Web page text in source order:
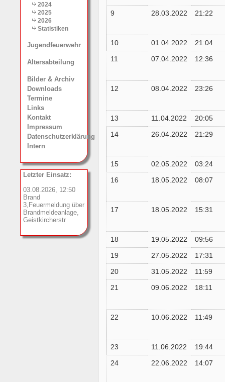
2024
2025
2026
Statistiken
Jugendfeuerwehr
Altersabteilung
Bilder & Archiv
Downloads
Termine
Links
Kontakt
Impressum
Datenschutzerklärung
Intern
Letzter Einsatz:
03.08.2026, 12:50
Brand
3,Feuermeldung über
Brandmeldeanlage,
Geistkircherstr
9 28.03.2022 21:22
10 01.04.2022
21:04
11
07.04.2022 12:36
12 08.04.2022 23:26
13 11.04.2022
20:05
14
26.04.2022 21:29
15 02.05.2022
03:24
16
18.05.2022 08:07
17 18.05.2022 15:31
18 19.05.2022
09:56
19
27.05.2022
17:31
20
31.05.2022
11:59
21
09.06.2022 18:11
22 10.06.2022 11:49
23 11.06.2022
19:44
24
22.06.2022 14:07